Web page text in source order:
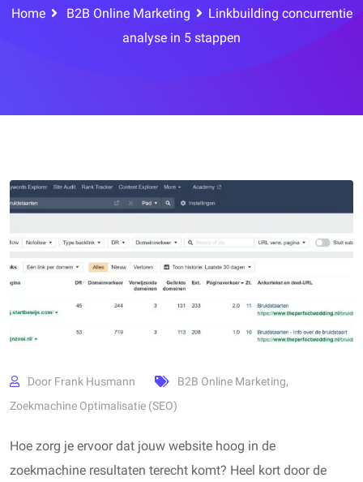
Home B2B Online Marketing
Linkbuilding concurrentie
analyse in 5 stappen
Door Frank Husmann B2B Online Marketing,
Zoekmachine Optimalisatie (SEO)
Hoe zorg je ervoor dat jouw website hoog in de
zoekmachine resultaten terecht komt? Heel kort door de